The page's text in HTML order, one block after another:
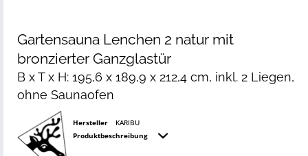
Gartensauna Lenchen 2 natur mit
bronzierter Ganzglastür
B x T x H: 195,6 x 189,9 x 212,4 cm, inkl. 2 Liegen,
ohne Saunaofen
Hersteller
KARIBU
Produktbeschreibung